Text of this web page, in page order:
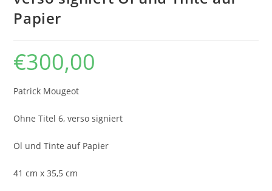
Papier
€300,00
Patrick Mougeot
Ohne Titel 6, verso signiert
Öl und Tinte auf Papier
41 cm x 35,5 cm